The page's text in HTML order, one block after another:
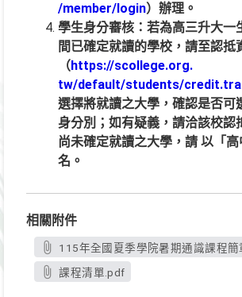
/member/login）辦理。
學生身分審核：若為高三升大一
間已確定就讀的學校，請至認抵
（https://scollege.org.
tw/default/students/
選擇將就讀之大學，確認是否可
身分別；如有疑義，請洽該校認
尚未確定就讀之大學，請 以「
名。
相關附件
115年全國夏季學院暑期通識課程
課程清單.pdf